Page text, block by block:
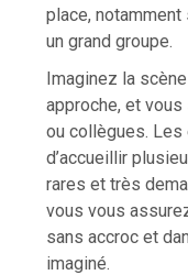
place,
un grand groupe.
Imaginez la
approche, et
ou collègues.
d’accueillir
rares et très
vous vous
sans accroc et
imaginé.